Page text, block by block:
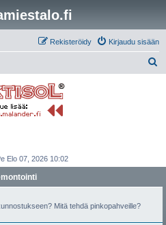
Kirjaudu sisään
Rekisteröidy
Elo 07, 2026 10:02
Mitä tehdä pinkopahveille?